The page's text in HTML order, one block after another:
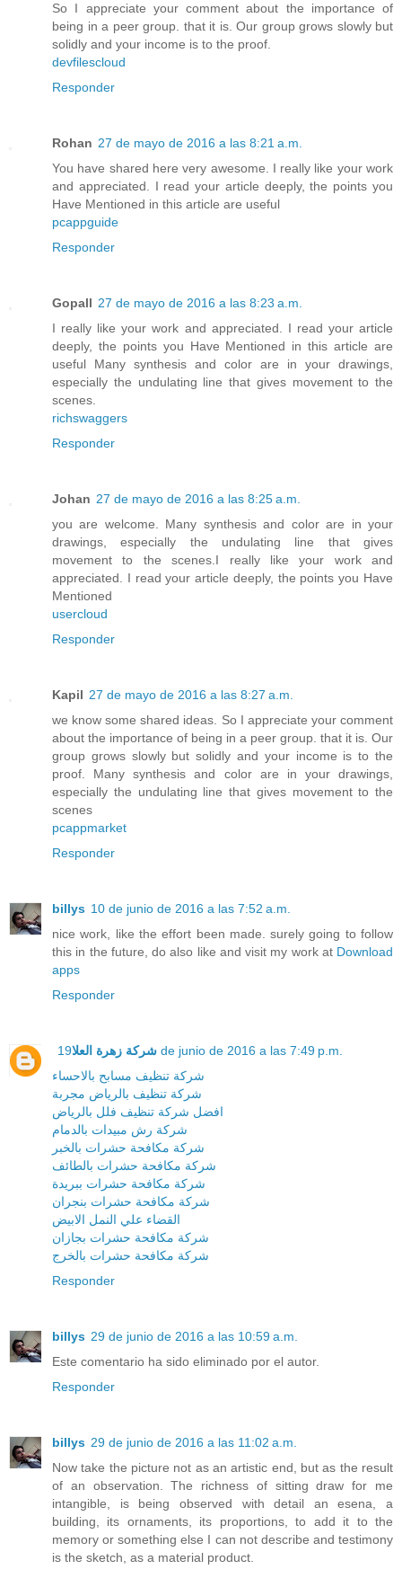
So I appreciate your comment about the importance of
being in a peer group. that it is. Our group grows slowly but
solidly and your income is to the proof.
devfilescloud
Responder
Rohan 27 de mayo de 2016 a las 8:21 a.m.
You have shared here very awesome. I really like your work
and appreciated. I read your article deeply, the points you
Have Mentioned in this article are useful
pcappguide
Responder
Gopall 27 de mayo de 2016 a las 8:23 a.m.
I really like your work and appreciated. I read your article
deeply, the points you Have Mentioned in this article are
useful Many synthesis and color are in your drawings,
especially the undulating line that gives movement to the
scenes.
richswaggers
Responder
Johan 27 de mayo de 2016 a las 8:25 a.m.
you are welcome. Many synthesis and color are in your
drawings, especially the undulating line that gives
movement to the scenes.I really like your work and
appreciated. I read your article deeply, the points you Have
Mentioned
usercloud
Responder
Kapil 27 de mayo de 2016 a las 8:27 a.m.
we know some shared ideas. So I appreciate your comment
about the importance of being in a peer group. that it is. Our
group grows slowly but solidly and your income is to the
proof. Many synthesis and color are in your drawings,
especially the undulating line that gives movement to the
scenes
pcappmarket
Responder
billys 10 de junio de 2016 a las 7:52 a.m.
nice work, like the effort been made. surely going to follow
this in the future, do also like and visit my work at Download
apps
Responder
شركة زهرة العلا 19 de junio de 2016 a las 7:49 p.m.
شركة تنظيف مسابح بالاحساء
شركة تنظيف بالرياض مجربة
افضل شركة تنظيف فلل بالرياض
شركة رش مبيدات بالدمام
شركة مكافحة حشرات بالخبر
شركة مكافحة حشرات بالطائف
شركة مكافحة حشرات ببريدة
شركة مكافحة حشرات بنجران
القضاء علي النمل الابيض
شركة مكافحة حشرات بجازان
شركة مكافحة حشرات بالخرج
Responder
billys 29 de junio de 2016 a las 10:59 a.m.
Este comentario ha sido eliminado por el autor.
Responder
billys 29 de junio de 2016 a las 11:02 a.m.
Now take the picture not as an artistic end, but as the result
of an observation. The richness of sitting draw for me
intangible, is being observed with detail an esena, a
building, its ornaments, its proportions, to add it to the
memory or something else I can not describe and testimony
is the sketch, as a material product.